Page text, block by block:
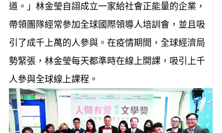
道。」林金瑩自詡成立一家給社會正能量的企業，
帶領團隊經常參加全球國際領導人培訓會，並且吸
引了成千上萬的人參與。在疫情期間，全球經濟局
勢緊張，林金瑩每天都準時在線上開課，吸引上千
人參與全球線上課程。